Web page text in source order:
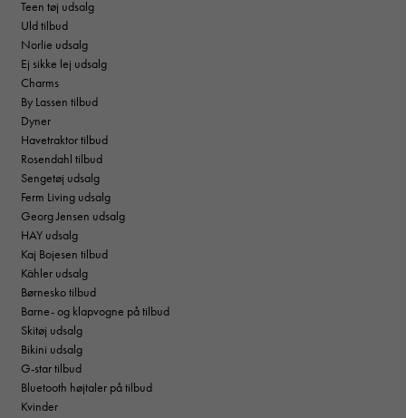
Teen tøj udsalg
Uld tilbud
Norlie udsalg
Ej sikke lej udsalg
Charms
By Lassen tilbud
Dyner
Havetraktor tilbud
Rosendahl tilbud
Sengetøj udsalg
Ferm Living udsalg
Georg Jensen udsalg
HAY udsalg
Kaj Bojesen tilbud
Kähler udsalg
Børnesko tilbud
Barne- og klapvogne på tilbud
Skitøj udsalg
Bikini udsalg
G-star tilbud
Bluetooth højtaler på tilbud
Kvinder